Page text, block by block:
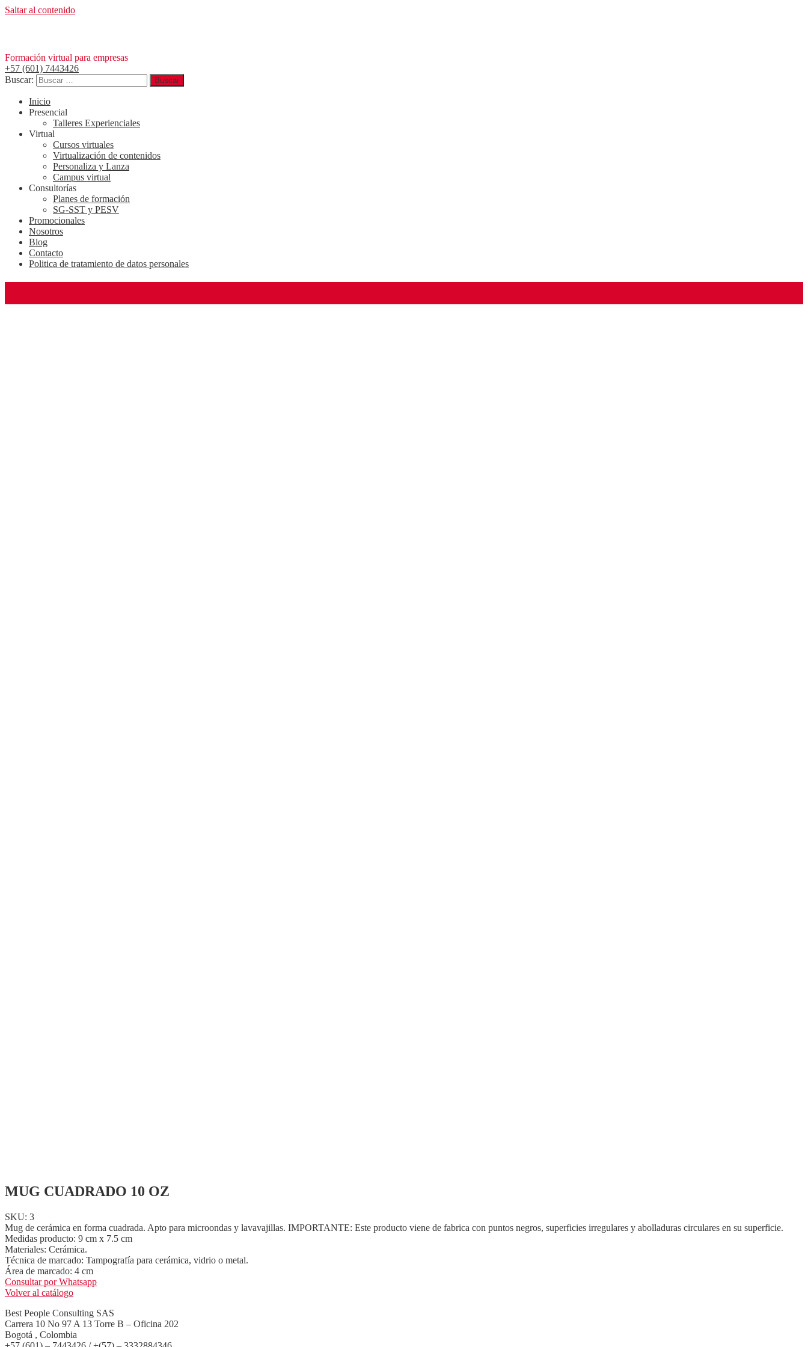
Saltar al contenido
Formación virtual para empresas
+57 (601) 7443426
Buscar:
Inicio
Presencial
Talleres Experienciales
Virtual
Cursos virtuales
Virtualización de contenidos
Personaliza y Lanza
Campus virtual
Consultorías
Planes de formación
SG-SST y PESV
Promocionales
Nosotros
Blog
Contacto
Politica de tratamiento de datos personales
MUG CUADRADO 10 OZ
SKU: 3
Mug de cerámica en forma cuadrada. Apto para microondas y lavavajillas. IMPORTANTE: Este producto viene de fabrica con puntos negros, superficies irregulares y abolladuras circulares en su superficie.
Medidas producto: 9 cm x 7.5 cm
Materiales: Cerámica.
Técnica de marcado: Tampografía para cerámica, vidrio o metal.
Área de marcado: 4 cm
Consultar por Whatsapp
Volver al catálogo
Best People Consulting SAS
Carrera 10 No 97 A 13 Torre B – Oficina 202
Bogotá , Colombia